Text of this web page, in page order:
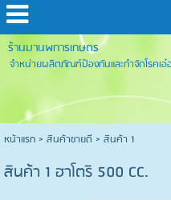
ร้านมานพการเกษตร
จำหน่ายผลิตภัณฑ์ป้องกันและกำจัดโรคเ
หน้าแรก> สินค้าขายดี> สินค้า 1
สินค้า 1 ฮาโตริ 500 CC.